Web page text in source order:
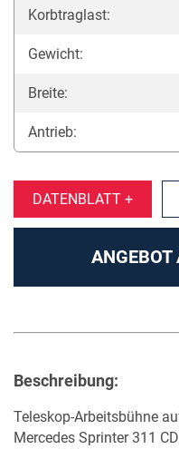
Korbtraglast:
Gewicht:
Breite:
Antrieb:
DATENBLATT +
ANGEBOT
Beschreibung:
Teleskop-Arbeitsbühne
Mercedes Sprinter 311